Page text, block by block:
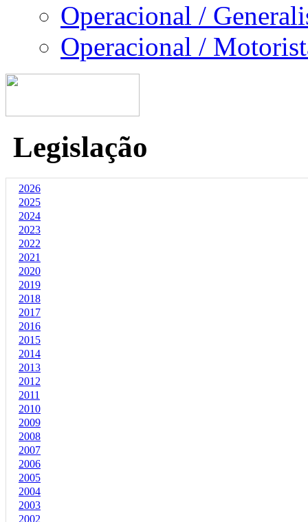
Operacional /
Operacional /
Legislação
2026
2025
2024
2023
2022
2021
2020
2019
2018
2017
2016
2015
2014
2013
2012
2011
2010
2009
2008
2007
2006
2005
2004
2003
2002